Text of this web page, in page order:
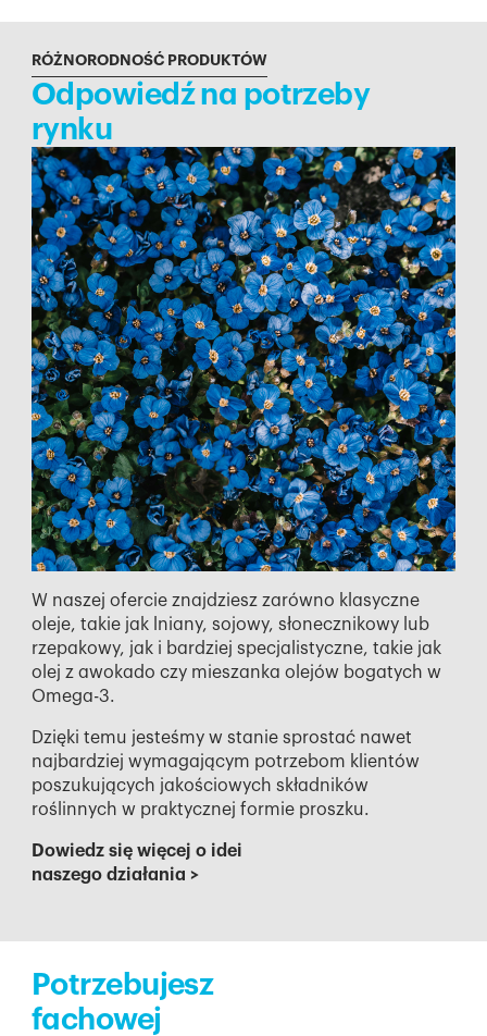
RÓŻNORODNOŚĆ PRODUKTÓW
Odpowiedź na potrzeby
rynku
W naszej ofercie znajdziesz zarówno klasyczne
oleje, takie jak lniany, sojowy, słonecznikowy lub
rzepakowy, jak i bardziej specjalistyczne, takie jak
olej z awokado czy mieszanka olejów bogatych w
Omega-3.
Dzięki temu jesteśmy w stanie sprostać nawet
najbardziej wymagającym potrzebom klientów
poszukujących jakościowych składników
roślinnych w praktycznej formie proszku.
Dowiedz się więcej o idei
naszego działania >
Potrzebujesz
fachowej